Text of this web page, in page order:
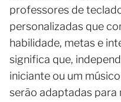
professores de
personalizadas que
habilidade, metas e
significa que,
iniciante ou um
serão adaptadas para